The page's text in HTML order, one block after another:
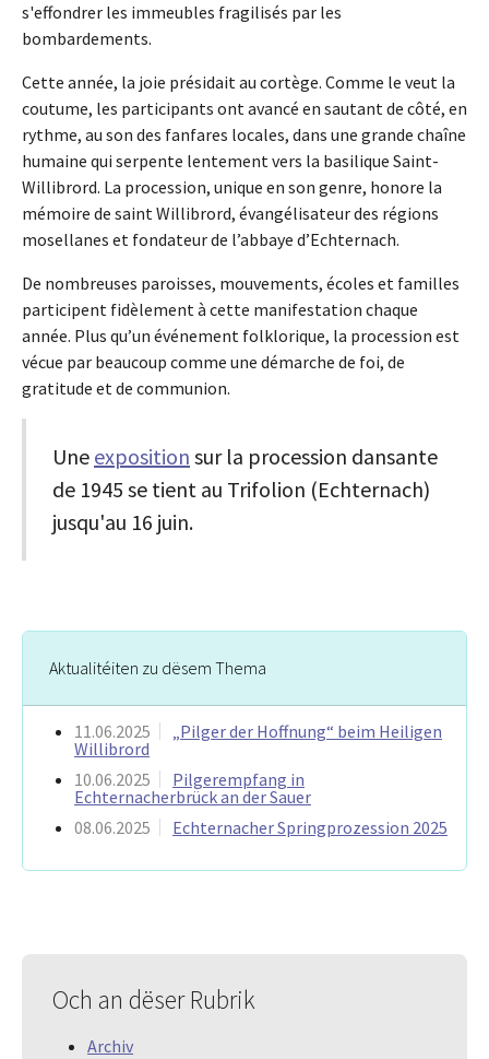
s'effondrer les immeubles fragilisés par les
bombardements.
Cette année, la joie présidait au cortège. Comme le veut la
coutume, les participants ont avancé en sautant de côté, en
rythme, au son des fanfares locales, dans une grande chaîne
humaine qui serpente lentement vers la basilique Saint-
Willibrord. La procession, unique en son genre, honore la
mémoire de saint Willibrord, évangélisateur des régions
mosellanes et fondateur de l’abbaye d’Echternach.
De nombreuses paroisses, mouvements, écoles et familles
participent fidèlement à cette manifestation chaque
année. Plus qu’un événement folklorique, la procession est
vécue par beaucoup comme une démarche de foi, de
gratitude et de communion.
Une exposition sur la procession dansante
de 1945 se tient au Trifolion (Echternach)
jusqu'au 16 juin.
Aktualitéiten zu dësem Thema
11.06.2025
„Pilger der Hoffnung“ beim Heiligen
Willibrord
10.06.2025
Pilgerempfang in
Echternacherbrück an der Sauer
08.06.2025
Echternacher Springprozession 2025
Och an dëser Rubrik
Archiv